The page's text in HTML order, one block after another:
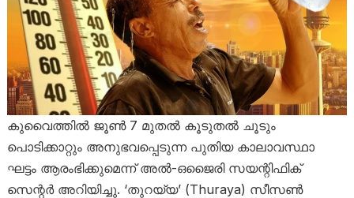
കുവൈത്തിൽ ജൂൺ 7 മുതൽ കൂടുതൽ ചൂടും
പൊടിക്കാറ്റും അനുഭവപ്പെടുന്ന പുതിയ കാലാവസ്ഥാ
ഘട്ടം ആരംഭിക്കുമെന്ന് അൽ-ഒജൈരി സയന്റിഫിക്
സെന്റർ അറിയിച്ചു. ‘തുറയ്യ’ (Thuraya) സീസൺ